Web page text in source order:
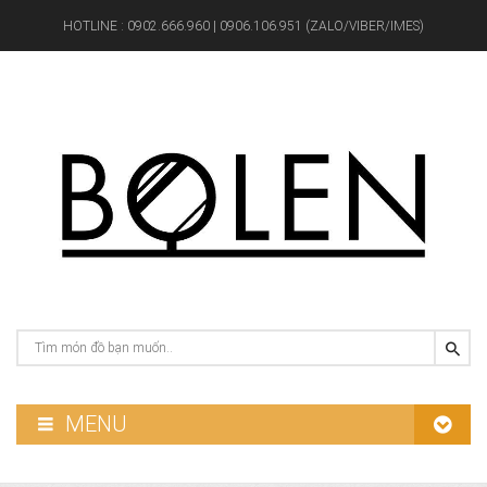
HOTLINE : 0902.666.960 | 0906.106.951 (ZALO/VIBER/IMES)
MENU